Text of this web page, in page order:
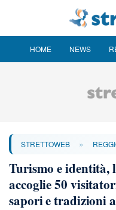
HOME NEWS
STRETTOWEB »
Turismo e identità,
accoglie 50
sapori e tradizioni